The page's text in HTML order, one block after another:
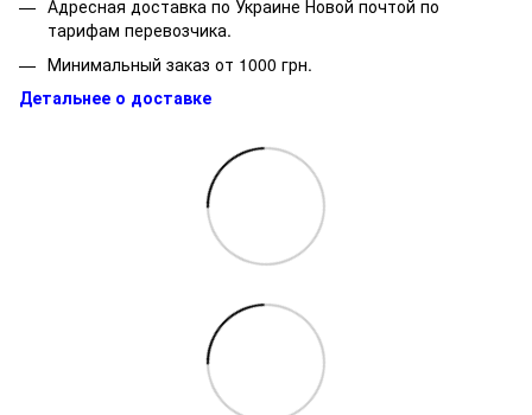
Адресная доставка по Украине Новой почтой по
тарифам перевозчика.
Минимальный заказ от 1000 грн.
Детальнее о доставке